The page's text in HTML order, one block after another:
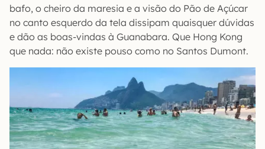
bafo, o cheiro da maresia e a visão do Pão de Açúcar
no canto esquerdo da tela dissipam quaisquer dúvidas
e dão as boas-vindas à Guanabara. Que Hong Kong
que nada: não existe pouso como no Santos Dumont.